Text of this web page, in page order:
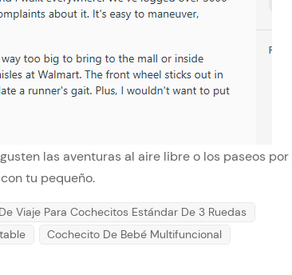
las aventuras al aire libre o los paseos por
tu pequeño.
Viaje Para Cochecitos Estándar De 3 Ruedas
Cochecito De Bebé Multifuncional